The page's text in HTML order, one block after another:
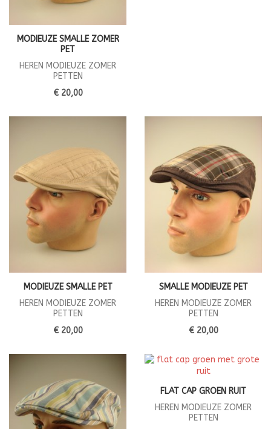
MODIEUZE SMALLE ZOMER
PET
HEREN MODIEUZE ZOMER
PETTEN
€ 20,00
MODIEUZE SMALLE PET
HEREN MODIEUZE ZOMER
PETTEN
€ 20,00
SMALLE MODIEUZE PET
HEREN MODIEUZE ZOMER
PETTEN
€ 20,00
FLAT CAP GROEN RUIT
HEREN MODIEUZE ZOMER
PETTEN